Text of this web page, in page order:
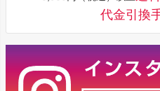
代金引換